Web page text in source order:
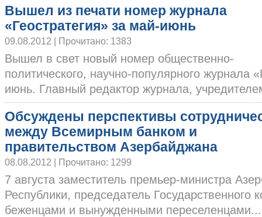
Вышел из печати номер журнала
«Геостратегия» за май-июнь
09.08.2012 | Прочитано: 1383
Вышел в свет новый номер общественно-
политического, научно-популярного журнала
июнь. Главный редактор журнала,
Обсуждены перспективы
между Всемирным банком и
правительством Азербайджана
08.08.2012 | Прочитано: 1299
7 августа заместитель премьер-министра
Республики, председатель Государственного
беженцами и вынужденными